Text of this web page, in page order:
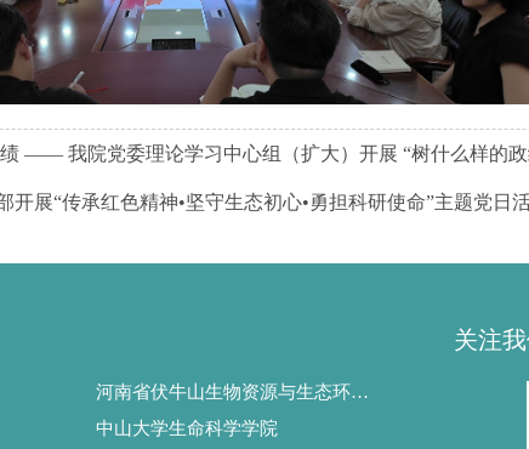
—— 我院党委理论学习中心组（扩大）开展 “树什么样的政绩”
开展“传承红色精神•坚守生态初心•勇担科研使命”主题党日
河南省伏牛山生物资源与生态环境野外科学观测研究站
中山大学生命科学学院
关注我